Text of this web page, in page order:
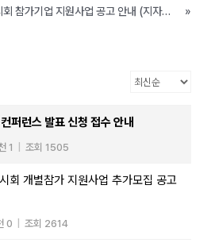
공지사항 2026년 국내 전시회 참가기업 지원사업 공고 안내 (지자체 별 마감일 상이)
»
런스 발표 신청 접수 안내
1 조회 1505
회 개별참가 지원사업 추가모집 공고
0 조회 2614